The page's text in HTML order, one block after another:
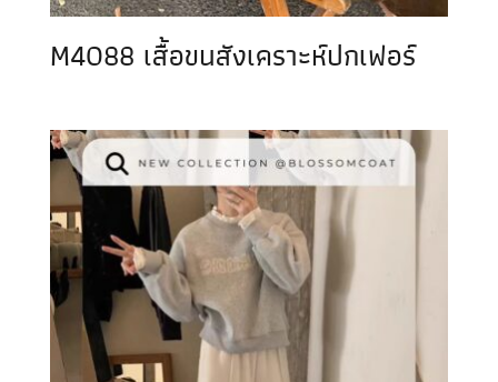
M4088 เสื้อขนสังเคราะห์ปกเฟอร์